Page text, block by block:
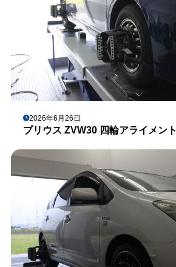
2026年6月26日
プリウス ZVW30 四輪アライメント